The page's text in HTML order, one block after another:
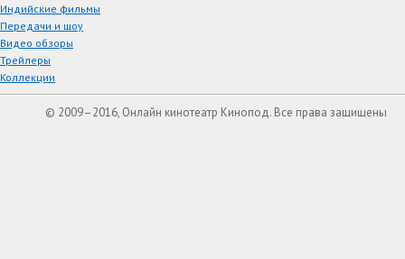
Индийские фильмы
Передачи и шоу
Видео обзоры
Трейлеры
Коллекции
© 2009–2016, Онлайн кинотеатр Кинопод. Все права защищены